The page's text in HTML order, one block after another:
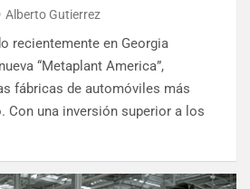
Alberto Gutierrez
recientemente en Georgia
“Metaplant America”,
fábricas de automóviles más
Con una inversión superior a los